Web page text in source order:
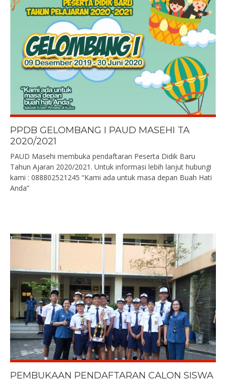
PPDB GELOMBANG I PAUD MASEHI TA
2020/2021
PAUD Masehi membuka pendaftaran Peserta Didik Baru
Tahun Ajaran 2020/2021. Untuk informasi lebih lanjut hubungi
kami : 088802521245 “Kami ada untuk masa depan Buah Hati
Anda”
PEMBUKAAN PENDAFTARAN CALON SISWA